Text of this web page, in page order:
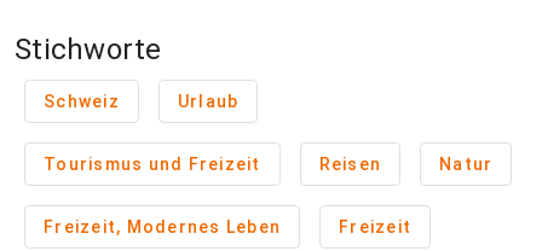
Stichworte
Schweiz Urlaub
Tourismus und Freizeit Reisen Natur
Freizeit, Modernes Leben Freizeit